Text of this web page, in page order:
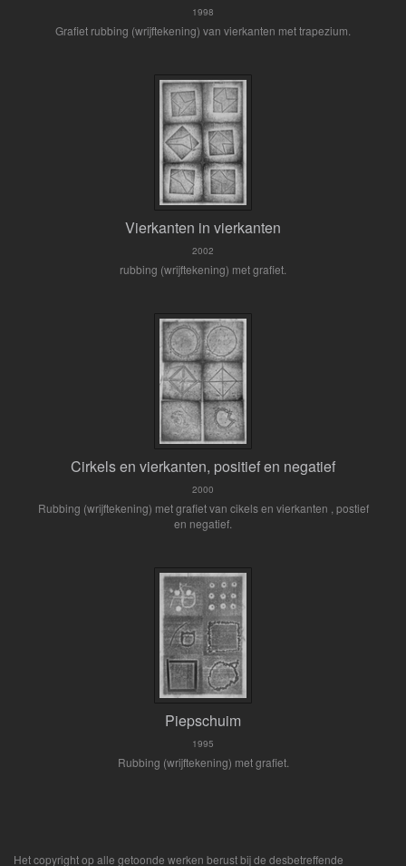
1998
Grafiet rubbing (wrijftekening) van vierkanten met trapezium.
Vierkanten in vierkanten
2002
rubbing (wrijftekening) met grafiet.
Cirkels en vierkanten, positief en negatief
2000
Rubbing (wrijftekening) met grafiet van cikels en vierkanten , postief
en negatief.
Piepschuim
1995
Rubbing (wrijftekening) met grafiet.
Het copyright op alle getoonde werken berust bij de desbetreffende